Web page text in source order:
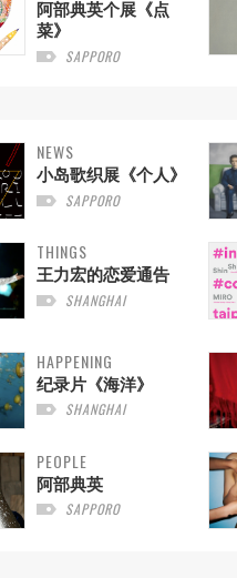
阿部典英个展《点
菜》
SAPPORO
NEWS
小岛歌织展《个人》
SAPPORO
THINGS
王力宏的恋爱通告
SHANGHAI
HAPPENING
纪录片《海洋》
SHANGHAI
PEOPLE
阿部典英
SAPPORO